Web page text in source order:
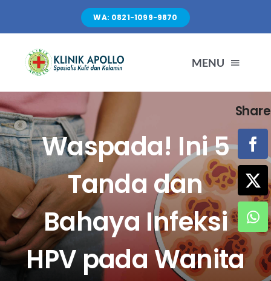
content
WA: 0821-1099-9870
MENU
TENTANG KAMI
LAYANAN
FASILITAS
ARTIKEL
HUBUNGI KAMI
Waspada! Ini 5
Tanda dan
Bahaya Infeksi
HPV pada Wanita
Share